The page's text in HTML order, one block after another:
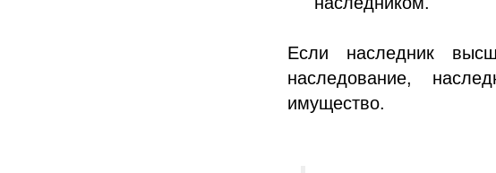
Если наследник
наследование,
имущество.